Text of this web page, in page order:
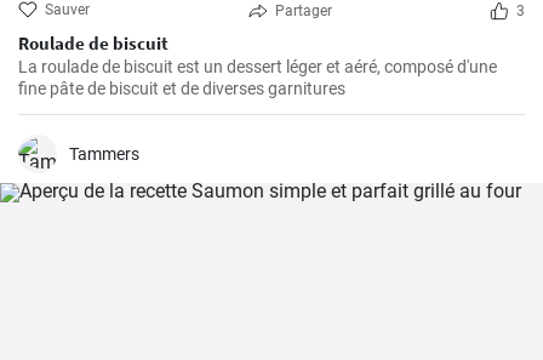
Sauver Partager 3
Roulade de biscuit
La roulade de biscuit est un dessert léger et aéré, composé d'une
fine pâte de biscuit et de diverses garnitures
Tammers